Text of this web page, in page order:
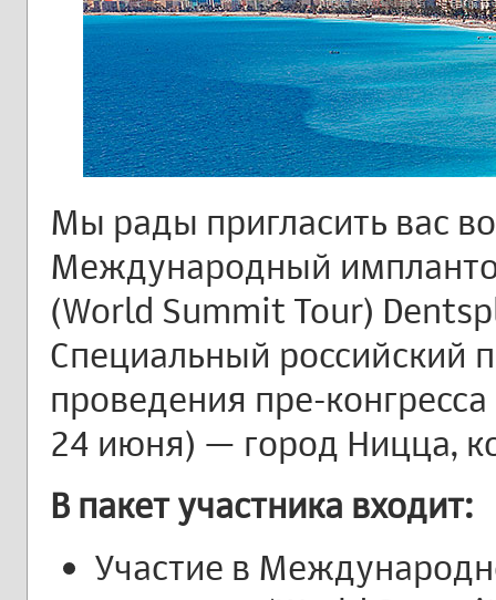
Мы рады пригласить вас
Международный
(World Summit Tour)
Специальный российский
проведения пре-
24 июня) — город Ницца,
В пакет участника входит:
Участие в